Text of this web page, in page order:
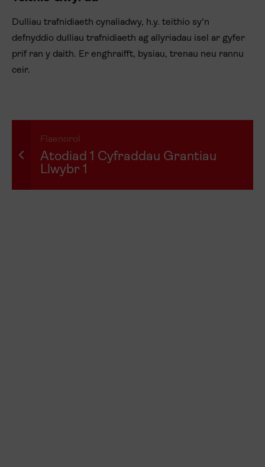
Dulliau trafnidiaeth cynaliadwy, h.y. teithio sy'n
defnyddio dulliau trafnidiaeth ag allyriadau isel ar gyfer
prif ran y daith. Er enghraifft, bysiau, trenau neu rannu
ceir.
Flaenorol
Atodiad 1 Cyfraddau Grantiau
Llwybr 1